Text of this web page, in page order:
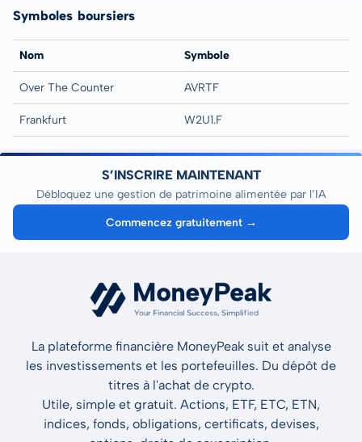
Symboles boursiers
Nom Symbole
Over The Counter AVRTF
Frankfurt W2U1.F
S’INSCRIRE MAINTENANT
Débloquez une gestion de patrimoine alimentée par l’IA
Commencez gratuitement →
La plateforme financière MoneyPeak suit et analyse
les investissements et les portefeuilles. Du dépôt de
titres à l'achat de crypto.
Utile, simple et gratuit. Actions, ETF, ETC, ETN,
indices, fonds, obligations, certificats, devises,